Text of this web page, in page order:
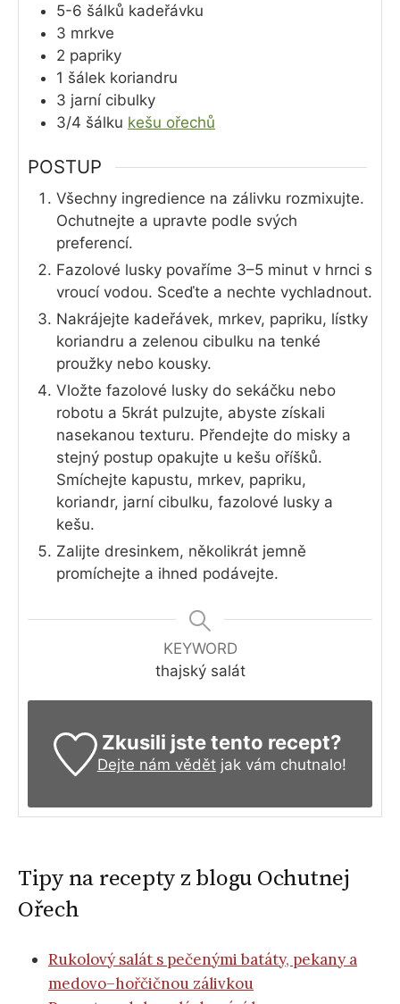
5-6 šálků kadeřávku
3 mrkve
2 papriky
1 šálek koriandru
3 jarní cibulky
3/4 šálku kešu ořechů
POSTUP
Všechny ingredience na zálivku rozmixujte.
Ochutnejte a upravte podle svých
preferencí.
Fazolové lusky povaříme 3–5 minut v hrnci s
vroucí vodou. Sceďte a nechte vychladnout.
Nakrájejte kadeřávek, mrkev, papriku, lístky
koriandru a zelenou cibulku na tenké
proužky nebo kousky.
Vložte fazolové lusky do sekáčku nebo
robotu a 5krát pulzujte, abyste získali
nasekanou texturu. Přendejte do misky a
stejný postup opakujte u kešu oříšků.
Smíchejte kapustu, mrkev, papriku,
koriandr, jarní cibulku, fazolové lusky a
kešu.
Zalijte dresinkem, několikrát jemně
promíchejte a ihned podávejte.
KEYWORD
thajský salát
Zkusili jste tento recept?
Dejte nám vědětjak vám chutnalo!
Tipy na recepty z blogu Ochutnej
Ořech
Rukolový salát s pečenými batáty, pekany a
medovo–hořčičnou zálivkou